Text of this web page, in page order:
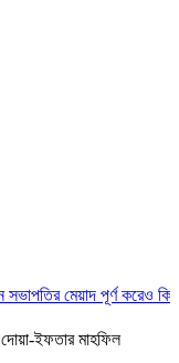
মেয়াদ পূর্ণ করেও কিছুই
দোয়া-ইফতার মাহফিল